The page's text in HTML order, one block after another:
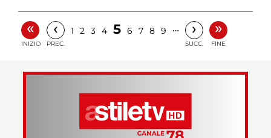
«
INIZIO
‹
PREC.
1 2 3 4 5 6 7 8 9 … ›
SUCC.
»
FINE